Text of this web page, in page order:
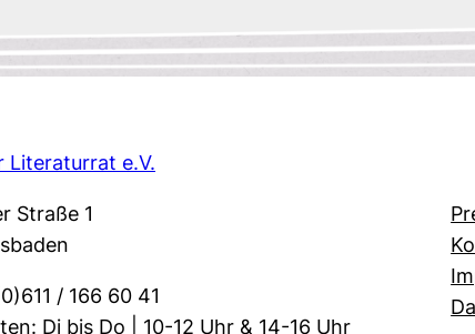
Literaturrat e.V.
Straße 1
/ 166 60 41
Di bis Do | 10-12 Uhr & 14-16 Uhr